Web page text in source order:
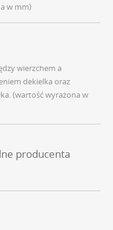
w mm)
wierzchem a
dekielka oraz
(wartość wyrażona w
producenta